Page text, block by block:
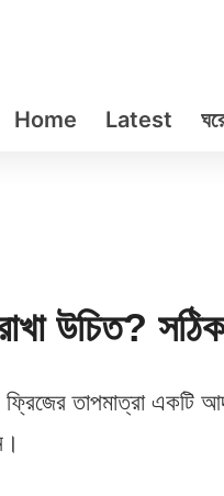
Home Latest
উচিত?
তাপমাত্রা একটি